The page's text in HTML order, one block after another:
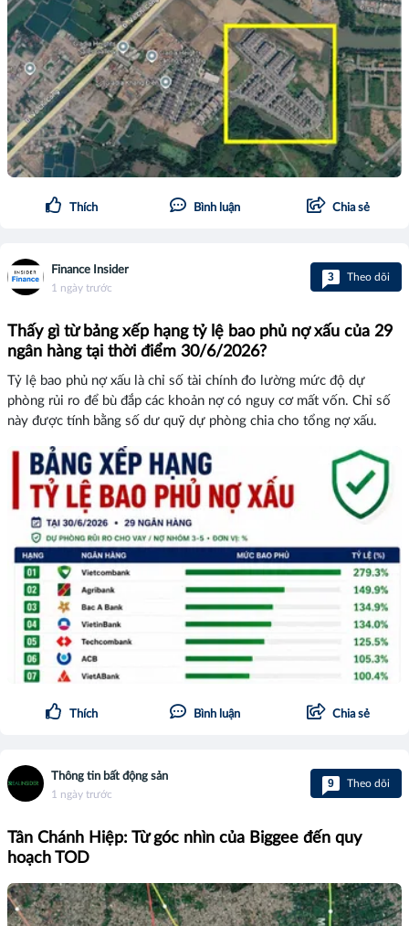
Thích Bình luận Chia sẻ
Finance Insider
1 ngày trước
3 Theo dõi
Thấy gì từ bảng xếp hạng tỷ lệ bao phủ nợ xấu của 29
ngân hàng tại thời điểm 30/6/2026?
Tỷ lệ bao phủ nợ xấu là chỉ số tài chính đo lường mức độ dự
phòng rủi ro để bù đắp các khoản nợ có nguy cơ mất vốn. Chỉ số
này được tính bằng số dư quỹ dự phòng chia cho tổng nợ xấu.
Thích Bình luận Chia sẻ
Thông tin bất động sản
1 ngày trước
9 Theo dõi
Tân Chánh Hiệp: Từ góc nhìn của Biggee đến quy
hoạch TOD